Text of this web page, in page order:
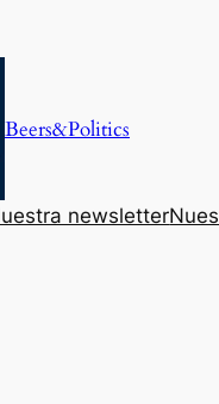
Beers&Politics
newsletter